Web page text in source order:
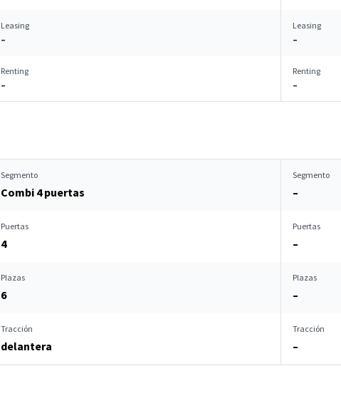
Leasing
–
Leasing
–
Renting
–
Renting
–
Segmento
Combi 4 puertas
Segmento
–
Puertas
4
Puertas
–
Plazas
6
Plazas
–
Tracción
delantera
Tracción
–